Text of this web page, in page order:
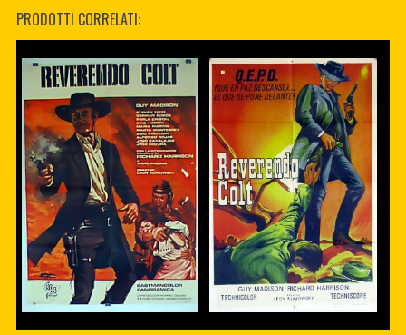
PRODOTTI CORRELATI: